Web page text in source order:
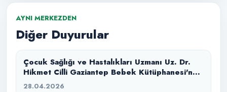
AYNI MERKEZDEN
Diğer Duyurular
Çocuk Sağlığı ve Hastalıkları Uzmanı Uz. Dr.
Hikmet Cilli Gaziantep Bebek Kütüphanesi'nde
Ebeveynler İle Buluştu!
28.04.2026